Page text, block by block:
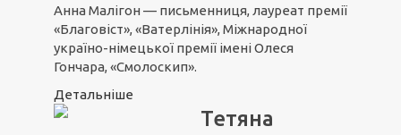
Анна Малігон — письменниця, лауреат премії
«Благовіст», «Ватерлінія», Міжнародної
україно-німецької премії імені Олеся
Гончара, «Смолоскип».
Детальніше
Тетяна